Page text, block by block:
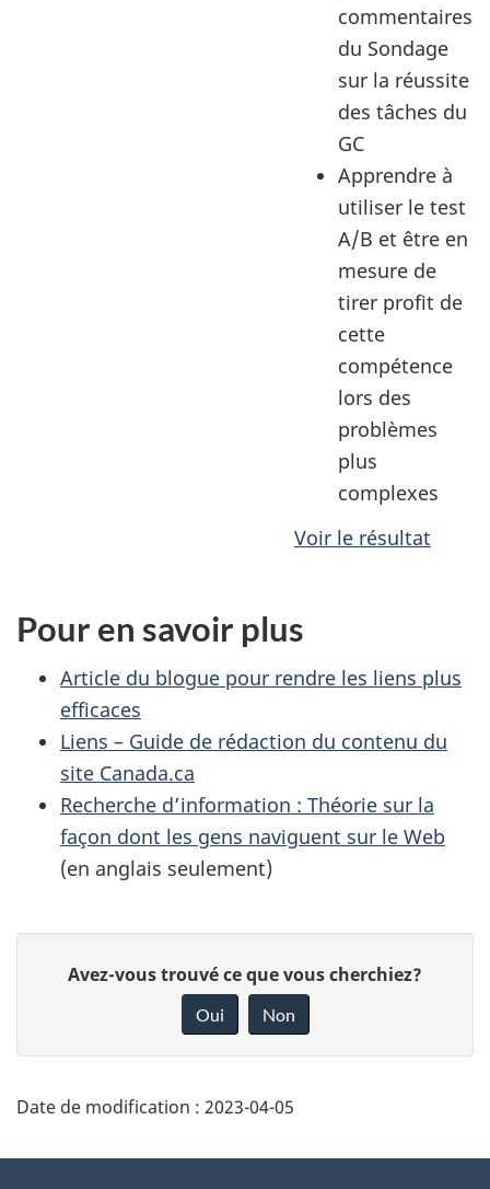
commentaires
du Sondage
sur la réussite
des tâches du
GC
Apprendre à
utiliser le test
A/B et être en
mesure de
tirer profit de
cette
compétence
lors des
problèmes
plus
complexes
Voir le résultat
Pour en savoir plus
Article du blogue pour rendre les liens plus
efficaces
Liens – Guide de rédaction du contenu du
site Canada.ca
Recherche d’information : Théorie sur la
façon dont les gens naviguent sur le Web
(en anglais seulement)
a
i e
Avez-vous trouvé ce que vous cherchiez?
Oui Non
Date de modification : 2023-04-05